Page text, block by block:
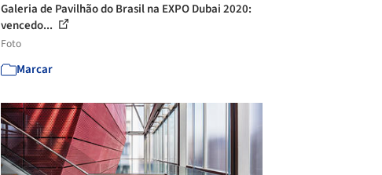
Galeria de Pavilhão do Brasil na EXPO Dubai 2020:
vencedo...
Foto
Marcar